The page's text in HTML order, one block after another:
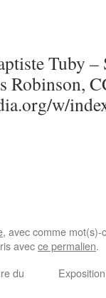
Tuby –
Robinson,
w/
, avec comme
avecce permalien.
du